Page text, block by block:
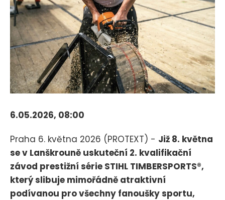
6.05.2026, 08:00
Praha 6. května 2026 (PROTEXT) - Již 8. května
se v Lanškrouně uskuteční 2. kvalifikační
závod prestižní série STIHL TIMBERSPORTS®,
který slibuje mimořádně atraktivní
podívanou pro všechny fanoušky sportu,